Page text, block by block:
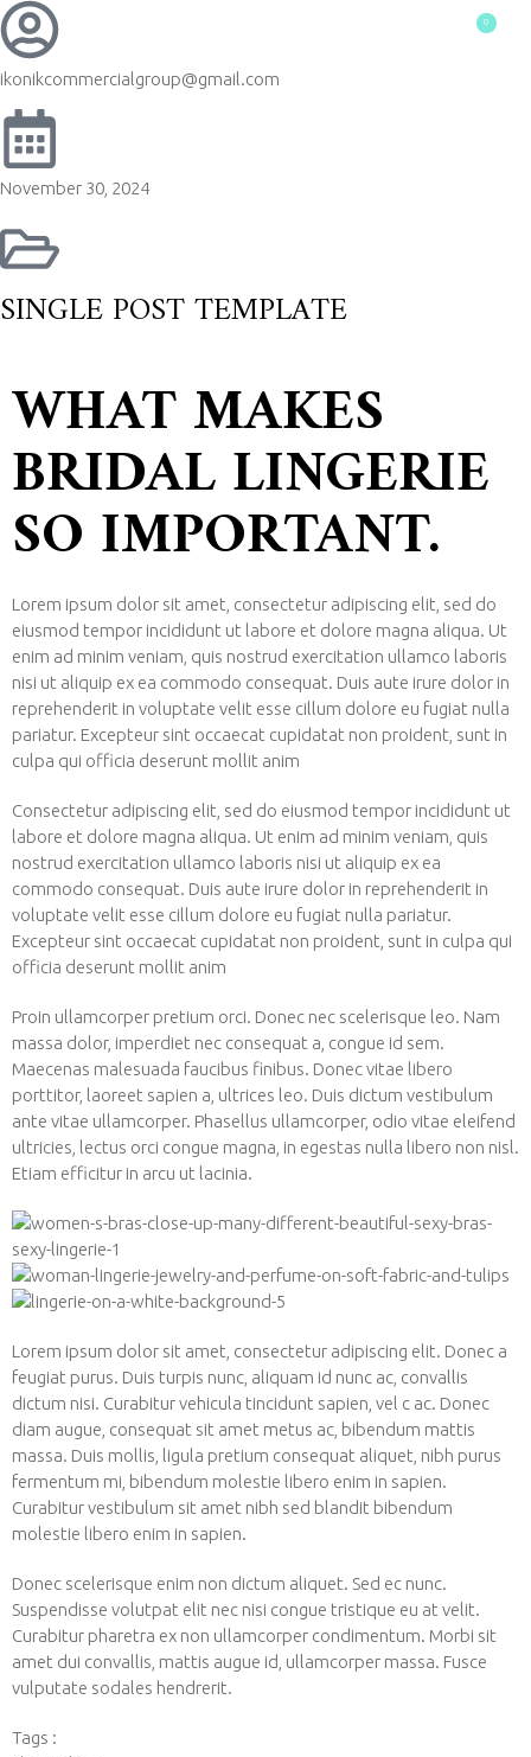
0
ikonikcommercialgroup@gmail.com
November 30, 2024
SINGLE POST TEMPLATE
WHAT MAKES
BRIDAL LINGERIE
SO IMPORTANT.
Lorem ipsum dolor sit amet, consectetur adipiscing elit, sed do
eiusmod tempor incididunt ut labore et dolore magna aliqua. Ut
enim ad minim veniam, quis nostrud exercitation ullamco laboris
nisi ut aliquip ex ea commodo consequat. Duis aute irure dolor in
reprehenderit in voluptate velit esse cillum dolore eu fugiat nulla
pariatur. Excepteur sint occaecat cupidatat non proident, sunt in
culpa qui officia deserunt mollit anim
Consectetur adipiscing elit, sed do eiusmod tempor incididunt ut
labore et dolore magna aliqua. Ut enim ad minim veniam, quis
nostrud exercitation ullamco laboris nisi ut aliquip ex ea
commodo consequat. Duis aute irure dolor in reprehenderit in
voluptate velit esse cillum dolore eu fugiat nulla pariatur.
Excepteur sint occaecat cupidatat non proident, sunt in culpa qui
officia deserunt mollit anim
Proin ullamcorper pretium orci. Donec nec scelerisque leo. Nam
massa dolor, imperdiet nec consequat a, congue id sem.
Maecenas malesuada faucibus finibus. Donec vitae libero
porttitor, laoreet sapien a, ultrices leo. Duis dictum vestibulum
ante vitae ullamcorper. Phasellus ullamcorper, odio vitae eleifend
ultricies, lectus orci congue magna, in egestas nulla libero non nisl.
Etiam efficitur in arcu ut lacinia.
Lorem ipsum dolor sit amet, consectetur adipiscing elit. Donec a
feugiat purus. Duis turpis nunc, aliquam id nunc ac, convallis
dictum nisi. Curabitur vehicula tincidunt sapien, vel c ac. Donec
diam augue, consequat sit amet metus ac, bibendum mattis
massa. Duis mollis, ligula pretium consequat aliquet, nibh purus
fermentum mi, bibendum molestie libero enim in sapien.
Curabitur vestibulum sit amet nibh sed blandit bibendum
molestie libero enim in sapien.
Donec scelerisque enim non dictum aliquet. Sed ec nunc.
Suspendisse volutpat elit nec nisi congue tristique eu at velit.
Curabitur pharetra ex non ullamcorper condimentum. Morbi sit
amet dui convallis, mattis augue id, ullamcorper massa. Fusce
vulputate sodales hendrerit.
Tags :